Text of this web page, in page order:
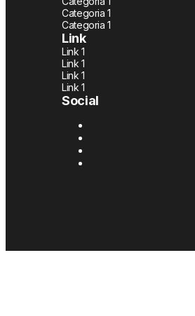
Categoria 1
Categoria 1
Link
Link 1
Link 1
Link 1
Link 1
Social